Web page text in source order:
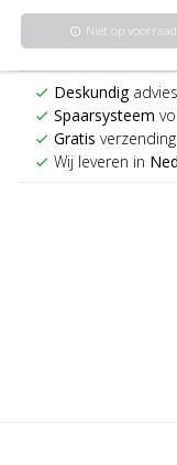
info Niet op voorraad
check Deskundig
check Spaarsysteem
check Gratis
check Wij leveren in